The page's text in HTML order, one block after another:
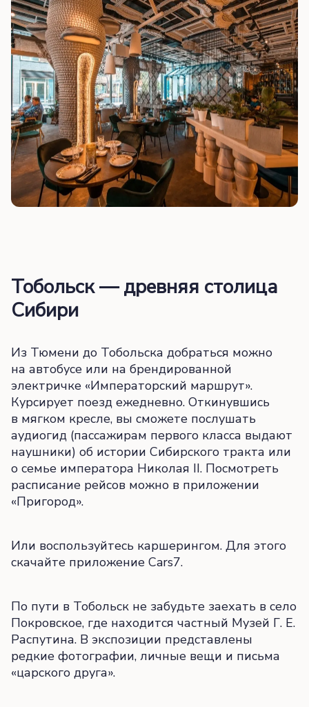
Тобольск — древняя столица
Сибири
Из Тюмени до Тобольска добраться можно
на автобусе или на брендированной
электричке «Императорский маршрут».
Курсирует поезд ежедневно. Откинувшись
в мягком кресле, вы сможете послушать
аудиогид (пассажирам первого класса выдают
наушники) об истории Сибирского тракта или
о семье императора Николая II. Посмотреть
расписание рейсов можно в приложении
«Пригород».
Или воспользуйтесь каршерингом. Для этого
скачайте приложение Cars7.
По пути в Тобольск не забудьте заехать в село
Покровское, где находится частный Музей Г. Е.
Распутина. В экспозиции представлены
редкие фотографии, личные вещи и письма
«царского друга».